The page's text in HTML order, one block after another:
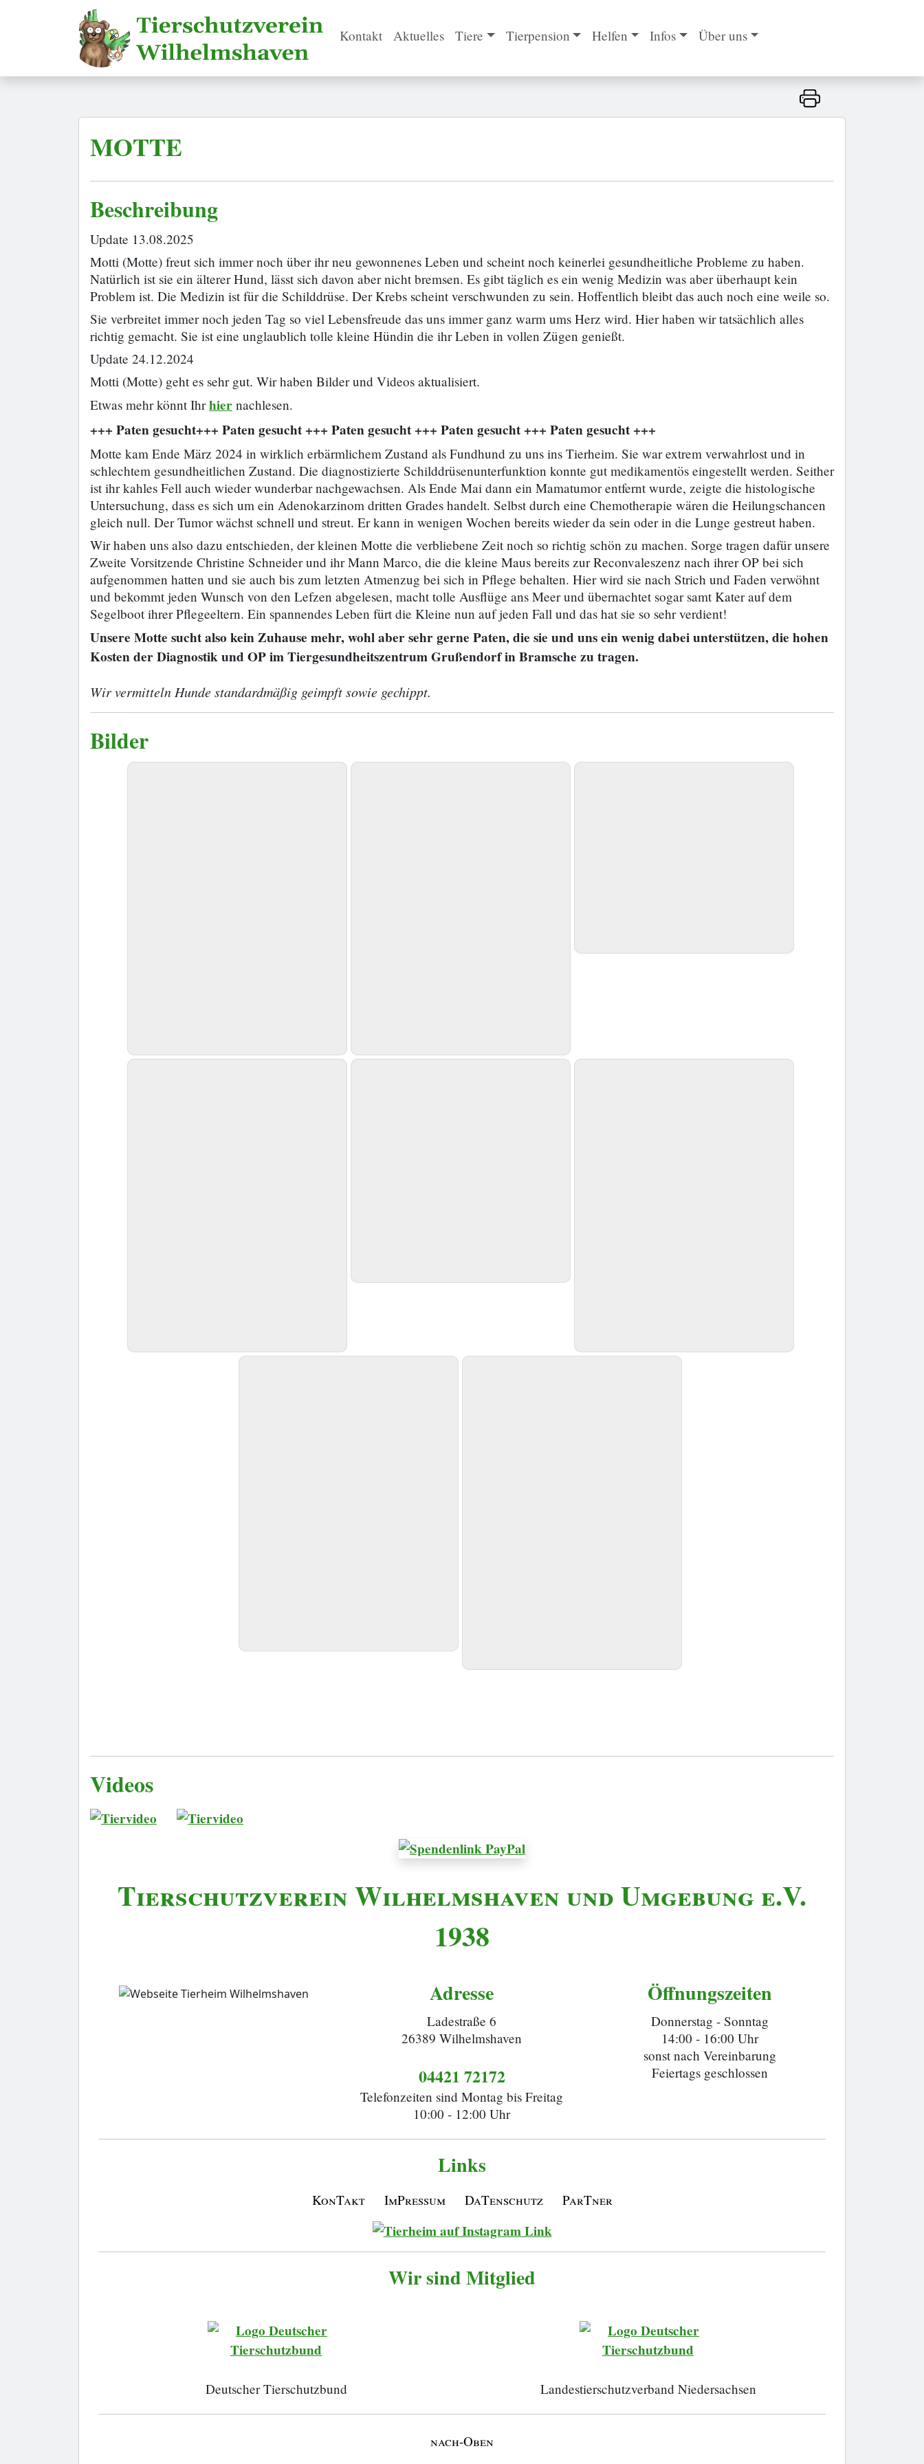
Kontakt Aktuelles Tiere Tierpension Helfen Infos Über uns
MOTTE
Beschreibung
Update 13.08.2025
Motti (Motte) freut sich immer noch über ihr neu gewonnenes Leben und scheint noch keinerlei gesundheitliche Probleme zu haben.
Natürlich ist sie ein älterer Hund, lässt sich davon aber nicht bremsen. Es gibt täglich es ein wenig Medizin was aber überhaupt kein
Problem ist. Die Medizin ist für die Schilddrüse. Der Krebs scheint verschwunden zu sein. Hoffentlich bleibt das auch noch eine weile so.
Sie verbreitet immer noch jeden Tag so viel Lebensfreude das uns immer ganz warm ums Herz wird. Hier haben wir tatsächlich alles
richtig gemacht. Sie ist eine unglaublich tolle kleine Hündin die ihr Leben in vollen Zügen genießt.
Update 24.12.2024
Motti (Motte) geht es sehr gut. Wir haben Bilder und Videos aktualisiert.
Etwas mehr könnt Ihrhier nachlesen.
+++ Paten gesucht+++ Paten gesucht +++ Paten gesucht +++ Paten gesucht +++ Paten gesucht +++
Motte kam Ende März 2024 in wirklich erbärmlichem Zustand als Fundhund zu uns ins Tierheim. Sie war extrem verwahrlost und in
schlechtem gesundheitlichen Zustand. Die diagnostizierte Schilddrüsenunterfunktion konnte gut medikamentös eingestellt werden. Seither
ist ihr kahles Fell auch wieder wunderbar nachgewachsen. Als Ende Mai dann ein Mamatumor entfernt wurde, zeigte die histologische
Untersuchung, dass es sich um ein Adenokarzinom dritten Grades handelt. Selbst durch eine Chemotherapie wären die Heilungschancen
gleich null. Der Tumor wächst schnell und streut. Er kann in wenigen Wochen bereits wieder da sein oder in die Lunge gestreut haben.
Wir haben uns also dazu entschieden, der kleinen Motte die verbliebene Zeit noch so richtig schön zu machen. Sorge tragen dafür unsere
Zweite Vorsitzende Christine Schneider und ihr Mann Marco, die die kleine Maus bereits zur Reconvaleszenz nach ihrer OP bei sich
aufgenommen hatten und sie auch bis zum letzten Atmenzug bei sich in Pflege behalten. Hier wird sie nach Strich und Faden verwöhnt
und bekommt jeden Wunsch von den Lefzen abgelesen, macht tolle Ausflüge ans Meer und übernachtet sogar samt Kater auf dem
Segelboot ihrer Pflegeeltern. Ein spannendes Leben fürt die Kleine nun auf jeden Fall und das hat sie so sehr verdient!
Unsere Motte sucht also kein Zuhause mehr, wohl aber sehr gerne Paten, die sie und uns ein wenig dabei unterstützen, die hohen
Kosten der Diagnostik und OP im Tiergesundheitszentrum Grußendorf in Bramsche zu tragen.
Wir vermitteln Hunde standardmäßig geimpft sowie gechippt.
Bilder
Videos
Tierschutzverein Wilhelmshaven und Umgebung e.V.
1938
Adresse
Ladestraße 6
26389 Wilhelmshaven
04421 72172
Telefonzeiten sind Montag bis Freitag
10:00 - 12:00 Uhr
Öffnungszeiten
Donnerstag - Sonntag
14:00 - 16:00 Uhr
sonst nach Vereinbarung
Feiertags geschlossen
Links
KonTakt ImPressum DaTenschutz ParTner
Wir sind Mitglied
Deutscher Tierschutzbund Landestierschutzverband Niedersachsen
nach-Oben